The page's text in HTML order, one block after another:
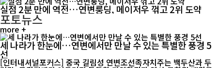
실점 2분 만에 역전…연변룽딩, 메이저우 꺾고 2위 도약
포토뉴스
more +
세 나라가 한눈에…연변에서만 만날 수 있는 특별한 풍경 5
선
[인터내셔널포커스] 중국 길림성 연변조선족자치주는 백두산과 두